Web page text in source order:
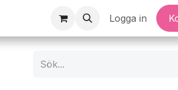
Logga in